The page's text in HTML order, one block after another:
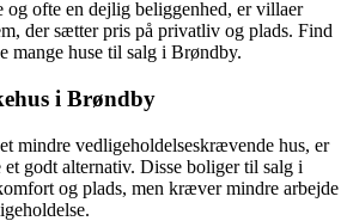
og ofte en dejlig beliggenhed, er villaer
der sætter pris på privatliv og plads. Find
mange huse til salg i Brøndby.
i Brøndby
mindre vedligeholdelseskrævende hus, er
godt alternativ. Disse boliger til salg i
og plads, men kræver mindre arbejde